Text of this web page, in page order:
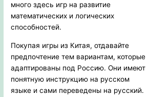
много здесь игр на развитие
математических и логических
способностей.
Покупая игры из Китая, отдавайте
предпочтение тем вариантам, которые
адаптированы под Россию. Они имеют
понятную инструкцию на русском
языке и сами переведены на русский.